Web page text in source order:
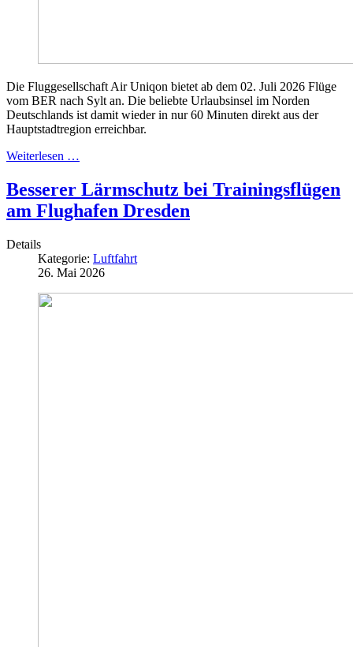
Die Fluggesellschaft Air Uniqon bietet ab dem 02. Juli 2026 Flüge
vom BER nach Sylt an. Die beliebte Urlaubsinsel im Norden
Deutschlands ist damit wieder in nur 60 Minuten direkt aus der
Hauptstadtregion erreichbar.
Weiterlesen …
Besserer Lärmschutz bei Trainingsflügen
am Flughafen Dresden
Details
Kategorie: Luftfahrt
26. Mai 2026